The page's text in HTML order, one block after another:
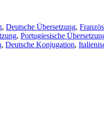
, Deutsche Übersetzung,
, Portugiesische
, Deutsche Konjugation,